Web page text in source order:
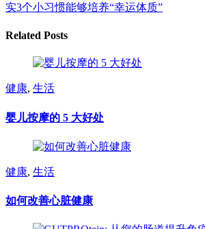
实3个小习惯能够培养“幸运体质”
Related Posts
健康, 生活
婴儿按摩的 5 大好处
健康, 生活
如何改善心脏健康